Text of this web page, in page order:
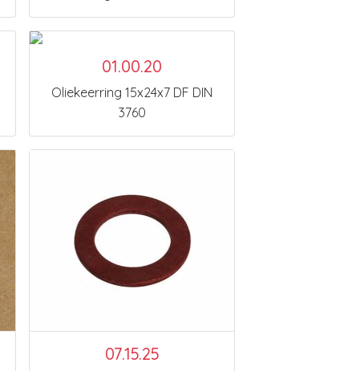
01.00.20
Oliekeerring 15x24x7 DF DIN
3760
07.15.25